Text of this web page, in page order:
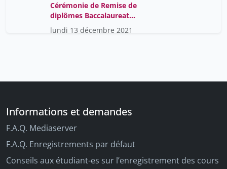
Cérémonie de Remise de
diplômes Baccalaureat
2019/2020 14h00
lundi 13 décembre 2021
Informations et demandes
F.A.Q. Mediaserver
F.A.Q. Enregistrements par défaut
Conseils aux étudiant-es sur l’enregistrement des cours